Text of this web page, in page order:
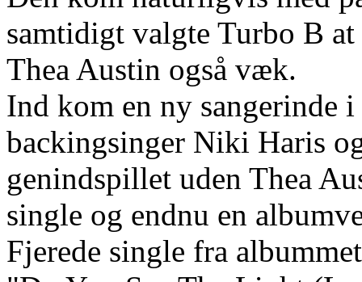
samtidigt valgte Turbo B
Thea Austin også væk.
Ind kom en ny sangerinde
backingsinger Niki Haris
genindspillet uden Thea
single og endnu en
Fjerede single fra